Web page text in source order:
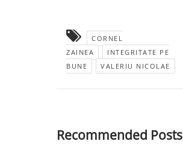
CORNEL
ZAINEA
INTEGRITATE PE
BUNE
VALERIU NICOLAE
Recommended Posts